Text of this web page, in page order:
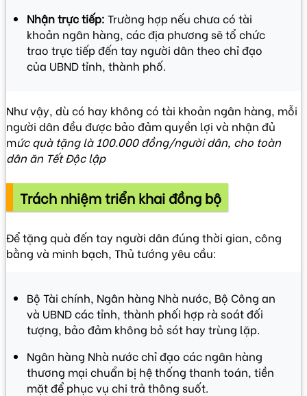
Nhận trực tiếp: Trường hợp nếu chưa có tài
khoản ngân hàng, các địa phương sẽ tổ chức
trao trực tiếp đến tay người dân theo chỉ đạo
của UBND tỉnh, thành phố.
Như vậy, dù có hay không có tài khoản ngân hàng, mỗi
người dân đều được bảo đảm quyền lợi và nhận đủ
mức quà tặng là 100.000 đồng/người dân, cho toàn
dân ăn Tết Độc lập
Trách nhiệm triển khai đồng bộ
Để tặng quà đến tay người dân đúng thời gian, công
bằng và minh bạch, Thủ tướng yêu cầu:
Bộ Tài chính, Ngân hàng Nhà nước, Bộ Công an
và UBND các tỉnh, thành phối hợp rà soát đối
tượng, bảo đảm không bỏ sót hay trùng lặp.
Ngân hàng Nhà nước chỉ đạo các ngân hàng
thương mại chuẩn bị hệ thống thanh toán, tiền
mặt để phục vụ chi trả thông suốt.